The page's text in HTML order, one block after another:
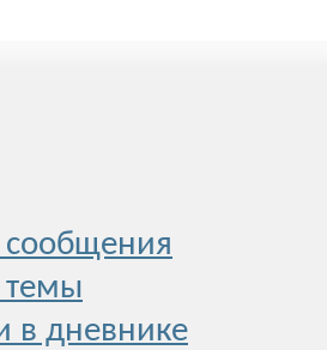
сообщения
темы
в дневнике